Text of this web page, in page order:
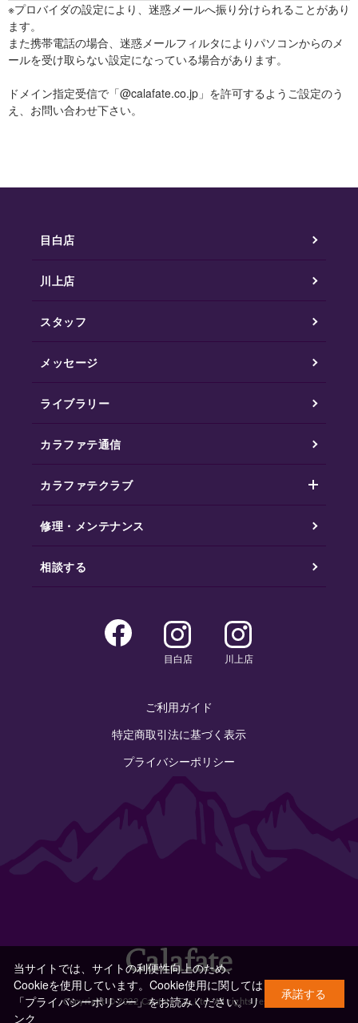
※プロバイダの設定により、迷惑メールへ振り分けられることがあり
ます。
また携帯電話の場合、迷惑メールフィルタによりパソコンからのメ
ールを受け取らない設定になっている場合があります。
ドメイン指定受信で「@calafate.co.jp」を許可するようご設定のう
え、お問い合わせ下さい。
目白店
川上店
スタッフ
メッセージ
ライブラリー
カラファテ通信
カラファテクラブ
修理・メンテナンス
相談する
目白店 川上店
ご利用ガイド
特定商取引法に基づく表示
プライバシーポリシー
Copyright © 2022 Calafate Co.,Ltd. All rights reserved.
当サイトでは、サイトの利便性向上のため、
Cookieを使用しています。Cookie使用に関しては
「プライバシーポリシー」をお読みください。リ
ンク
承諾する